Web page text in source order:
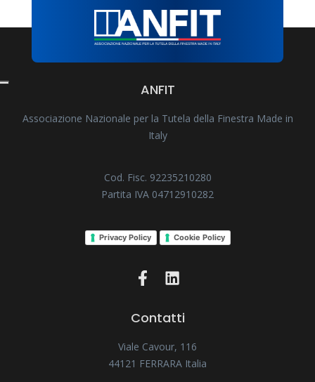
ANFIT
Associazione Nazionale per la Tutela della Finestra Made in
Italy
Cod. Fisc. 92235210280
Partita IVA 04712910282
Privacy Policy Cookie Policy
Contatti
Viale Cavour, 116
44121 FERRARA Italia